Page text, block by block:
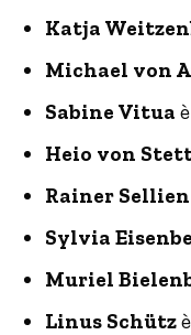
Katja
Michael von
Sabine Vitua
Heio von
Rainer Sellien
Sylvia
Muriel
Linus Schütz